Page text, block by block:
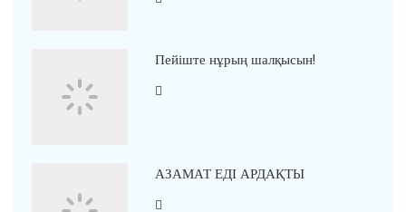
Пейіште нұрың шалқысын!
АЗАМАТ ЕДІ АРДАҚТЫ